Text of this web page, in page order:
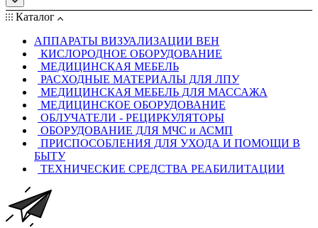
Каталог
АППАРАТЫ ВИЗУАЛИЗАЦИИ ВЕН
КИСЛОРОДНОЕ ОБОРУДОВАНИЕ
МЕДИЦИНСКАЯ МЕБЕЛЬ
РАСХОДНЫЕ МАТЕРИАЛЫ ДЛЯ ЛПУ
МЕДИЦИНСКАЯ МЕБЕЛЬ ДЛЯ МАССАЖА
МЕДИЦИНСКОЕ ОБОРУДОВАНИЕ
ОБЛУЧАТЕЛИ - РЕЦИРКУЛЯТОРЫ
ОБОРУДОВАНИЕ ДЛЯ МЧС и АСМП
ПРИСПОСОБЛЕНИЯ ДЛЯ УХОДА И ПОМОЩИ В
БЫТУ
ТЕХНИЧЕСКИЕ СРЕДСТВА РЕАБИЛИТАЦИИ